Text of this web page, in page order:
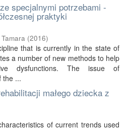
specjalnymi potrzebami -
praktyki
(2016)
that is currently in the state of
a number of new methods to help
dysfunctions. The issue of
the ...
małego dziecka z
of current trends used